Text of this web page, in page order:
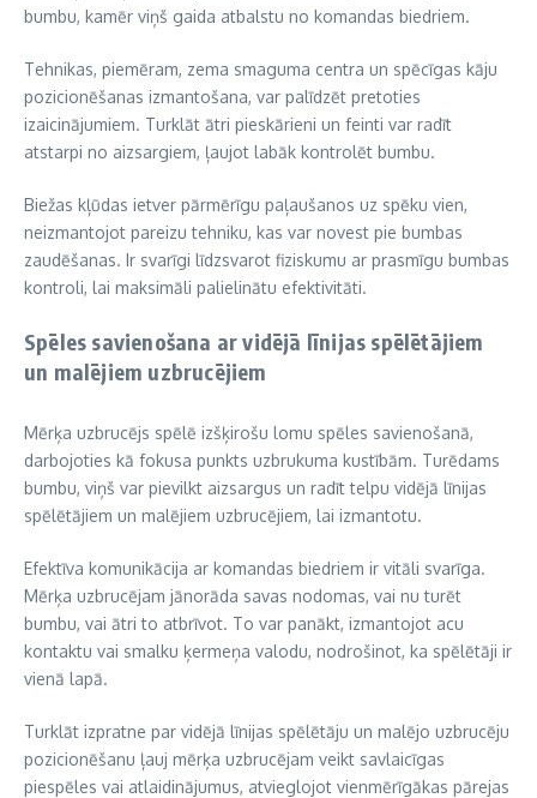
bumbu, kamēr viņš gaida atbalstu no komandas biedriem.
Tehnikas, piemēram, zema smaguma centra un spēcīgas kāju
pozicionēšanas izmantošana, var palīdzēt pretoties
izaicinājumiem. Turklāt ātri pieskārieni un feinti var radīt
atstarpi no aizsargiem, ļaujot labāk kontrolēt bumbu.
Biežas kļūdas ietver pārmērīgu paļaušanos uz spēku vien,
neizmantojot pareizu tehniku, kas var novest pie bumbas
zaudēšanas. Ir svarīgi līdzsvarot fiziskumu ar prasmīgu bumbas
kontroli, lai maksimāli palielinātu efektivitāti.
Spēles savienošana ar vidējā līnijas spēlētājiem
un malējiem uzbrucējiem
Mērķa uzbrucējs spēlē izšķirošu lomu spēles savienošanā,
darbojoties kā fokusa punkts uzbrukuma kustībām. Turēdams
bumbu, viņš var pievilkt aizsargus un radīt telpu vidējā līnijas
spēlētājiem un malējiem uzbrucējiem, lai izmantotu.
Efektīva komunikācija ar komandas biedriem ir vitāli svarīga.
Mērķa uzbrucējam jānorāda savas nodomas, vai nu turēt
bumbu, vai ātri to atbrīvot. To var panākt, izmantojot acu
kontaktu vai smalku ķermeņa valodu, nodrošinot, ka spēlētāji ir
vienā lapā.
Turklāt izpratne par vidējā līnijas spēlētāju un malējo uzbrucēju
pozicionēšanu ļauj mērķa uzbrucējam veikt savlaicīgas
piespēles vai atlaidinājumus, atvieglojot vienmērīgākas pārejas